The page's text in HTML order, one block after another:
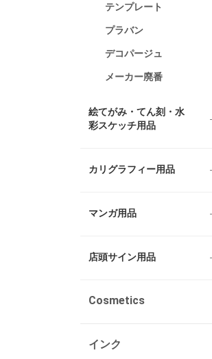
テンプレート
プラバン
デコパージュ
メーカー廃番
絵てがみ・てん刻・水
彩スケッチ用品
カリグラフィー用品
マンガ用品
店頭サイン用品
Cosmetics
インク